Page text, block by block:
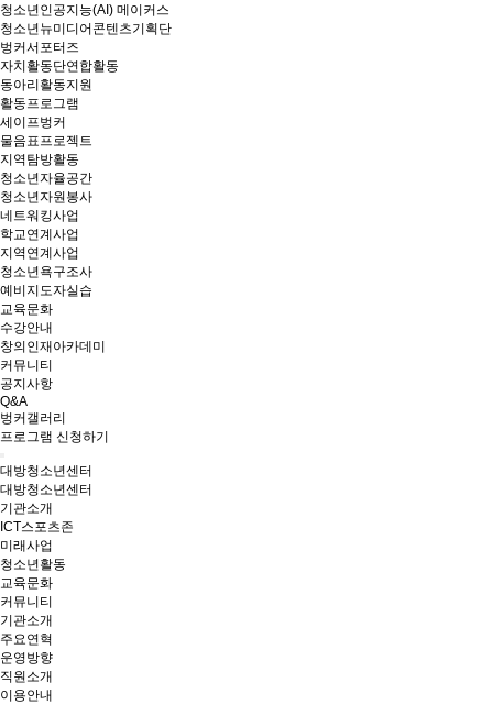
청소년인공지능(AI) 메이커스
청소년뉴미디어콘텐츠기획단
벙커서포터즈
자치활동단연합활동
동아리활동지원
활동프로그램
세이프벙커
물음표프로젝트
지역탐방활동
청소년자율공간
청소년자원봉사
네트워킹사업
학교연계사업
지역연계사업
청소년욕구조사
예비지도자실습
교육문화
수강안내
창의인재아카데미
커뮤니티
공지사항
Q&A
벙커갤러리
프로그램 신청하기
대방청소년센터
대방청소년센터
기관소개
ICT스포츠존
미래사업
청소년활동
교육문화
커뮤니티
기관소개
주요연혁
운영방향
직원소개
이용안내